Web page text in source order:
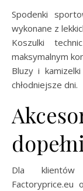
Spodenki
wykonane z
Koszulki
maksymalnym
Bluzy i
chłodniejsze dni.
Dla klientów
Factoryprice.eu